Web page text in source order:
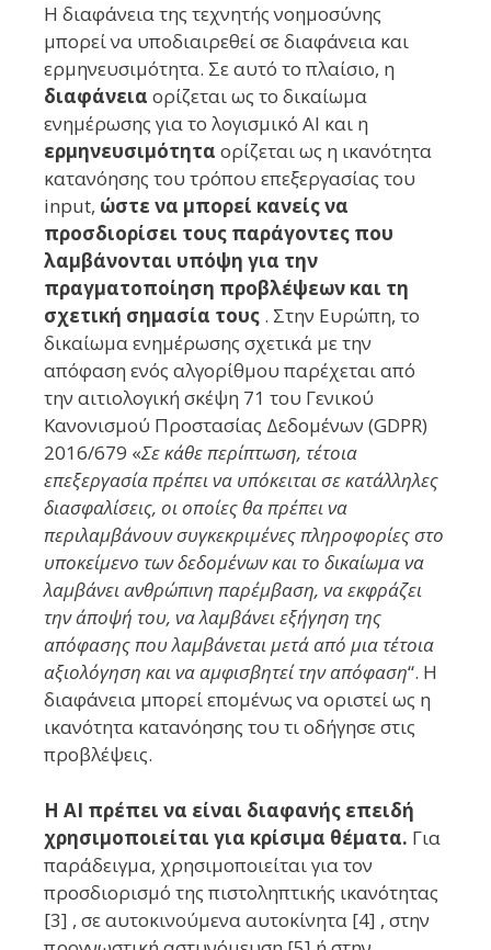
Η διαφάνεια της τεχνητής νοημοσύνης
μπορεί να υποδιαιρεθεί σε διαφάνεια και
ερμηνευσιμότητα. Σε αυτό το πλαίσιο, η
διαφάνεια ορίζεται ως το δικαίωμα
ενημέρωσης για το λογισμικό AI και η
ερμηνευσιμότητα ορίζεται ως η ικανότητα
κατανόησης του τρόπου επεξεργασίας του
input, ώστε να μπορεί κανείς να
προσδιορίσει τους παράγοντες που
λαμβάνονται υπόψη για την
πραγματοποίηση προβλέψεων και τη
σχετική σημασία τους . Στην Ευρώπη, το
δικαίωμα ενημέρωσης σχετικά με την
απόφαση ενός αλγορίθμου παρέχεται από
την αιτιολογική σκέψη 71 του Γενικού
Κανονισμού Προστασίας Δεδομένων (GDPR)
2016/679 «Σε κάθε περίπτωση, τέτοια
επεξεργασία πρέπει να υπόκειται σε κατάλληλες
διασφαλίσεις, οι οποίες θα πρέπει να
περιλαμβάνουν συγκεκριμένες πληροφορίες στο
υποκείμενο των δεδομένων και το δικαίωμα να
λαμβάνει ανθρώπινη παρέμβαση, να εκφράζει
την άποψή του, να λαμβάνει εξήγηση της
απόφασης που λαμβάνεται μετά από μια τέτοια
αξιολόγηση και να αμφισβητεί την απόφαση“. Η
διαφάνεια μπορεί επομένως να οριστεί ως η
ικανότητα κατανόησης του τι οδήγησε στις
προβλέψεις.
Η AI πρέπει να είναι διαφανής επειδή
χρησιμοποιείται για κρίσιμα θέματα. Για
παράδειγμα, χρησιμοποιείται για τον
προσδιορισμό της πιστοληπτικής ικανότητας
[3] , σε αυτοκινούμενα αυτοκίνητα [4] , στην